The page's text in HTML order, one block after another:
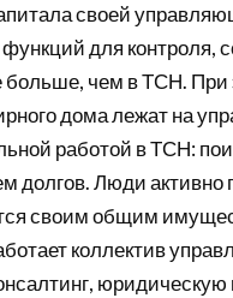
своей
для контроля,
больше, чем в ТСН.
дома лежат на
работой в ТСН:
долгов. Люди активно
своим общим
коллектив